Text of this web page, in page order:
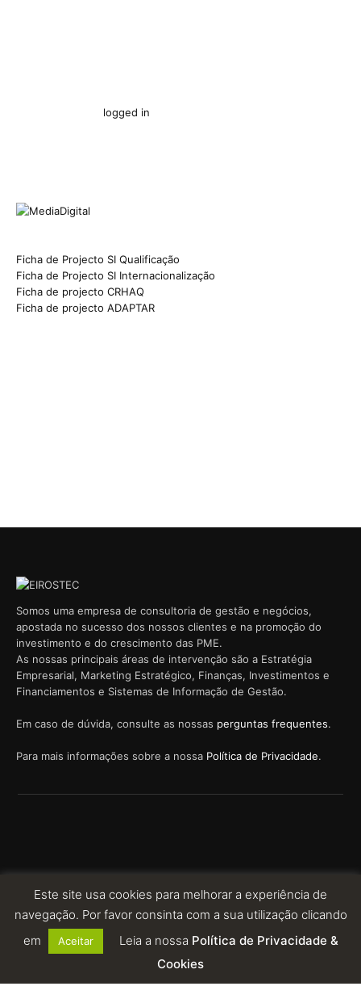
logged in
Ficha de Projecto SI Qualificação
Ficha de Projecto SI Internacionalização
Ficha de projecto CRHAQ
Ficha de projecto ADAPTAR
Somos uma empresa de consultoria de gestão e negócios,
apostada no sucesso dos nossos clientes e na promoção do
investimento e do crescimento das PME.
As nossas principais áreas de intervenção são a Estratégia
Empresarial, Marketing Estratégico, Finanças, Investimentos e
Financiamentos e Sistemas de Informação de Gestão.
Em caso de dúvida, consulte as nossas perguntas frequentes.
Para mais informações sobre a nossa Política de Privacidade.
Este site usa cookies para melhorar a experiência de
navegação. Por favor consinta com a sua utilização clicando
em
Aceitar Leia a nossa Política de Privacidade &
Cookies